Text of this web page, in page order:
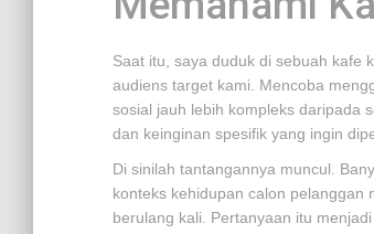
Saat itu, saya duduk di sebuah kafe
audiens target kami. Mencoba
sosial jauh lebih kompleks daripada
dan keinginan spesifik yang ingin
Di sinilah tantangannya muncul.
konteks kehidupan calon pelanggan
berulang kali. Pertanyaan itu